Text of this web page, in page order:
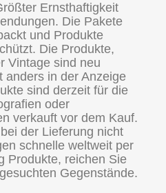
Ernsthaftigkeit
Die Pakete
und Produkte
Die Produkte,
Vintage sind neu
anders in der Anzeige
sind derzeit für die
oder
verkauft vor dem Kauf.
der Lieferung nicht
schnelle weltweit per
Produkte, reichen Sie
Gegenstände.